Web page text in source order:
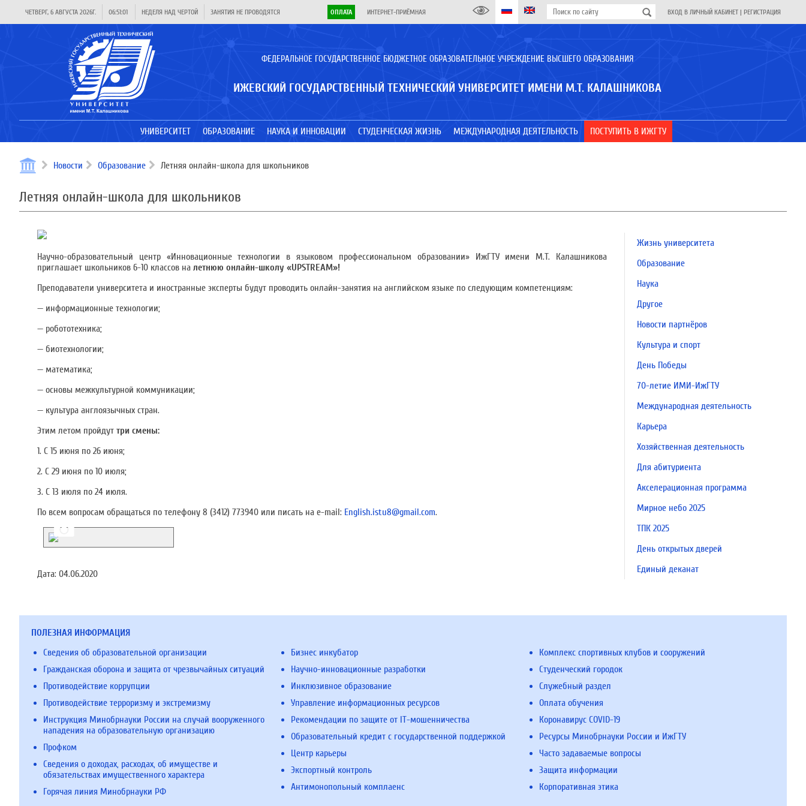
ЧЕТВЕРГ, 6 АВГУСТА 2026Г. 06:51:01 НЕДЕЛЯ НАД ЧЕРТОЙ ЗАНЯТИЯ НЕ ПРОВОДЯТСЯ ОПЛАТА ИНТЕРНЕТ-ПРИЁМНАЯ ВХОД В ЛИЧНЫЙ КАБИНЕТ | РЕГИСТРАЦИЯ
ФЕДЕРАЛЬНОЕ ГОСУДАРСТВЕННОЕ БЮДЖЕТНОЕ ОБРАЗОВАТЕЛЬНОЕ УЧРЕЖДЕНИЕ ВЫСШЕГО ОБРАЗОВАНИЯ
ИЖЕВСКИЙ ГОСУДАРСТВЕННЫЙ ТЕХНИЧЕСКИЙ УНИВЕРСИТЕТ ИМЕНИ М.Т. КАЛАШНИКОВА
УНИВЕРСИТЕТ ОБРАЗОВАНИЕ НАУКА И ИННОВАЦИИ СТУДЕНЧЕСКАЯ ЖИЗНЬ МЕЖДУНАРОДНАЯ ДЕЯТЕЛЬНОСТЬ ПОСТУПИТЬ В ИЖГТУ
Новости Образование Летняя онлайн-школа для школьников
Летняя онлайн-школа для школьников
Научно-образовательный центр «Инновационные технологии в языковом профессиональном образовании» ИжГТУ имени М.Т. Калашникова
приглашает школьников 6-10 классов на летнюю онлайн-школу «UPSTREAM»!
Преподаватели университета и иностранные эксперты будут проводить онлайн-занятия на английском языке по следующим компетенциям:
— информационные технологии;
— робототехника;
— биотехнологии;
— математика;
— основы межкультурной коммуникации;
— культура англоязычных стран.
Этим летом пройдут три смены:
1. С 15 июня по 26 июня;
2. С 29 июня по 10 июля;
3. С 13 июля по 24 июля.
По всем вопросам обращаться по телефону 8 (3412) 773940 или писать на e-mail: English.istu8@gmail.com.
Дата: 04.06.2020
Жизнь университета
Образование
Наука
Другое
Новости партнёров
Культура и спорт
День Победы
70-летие ИМИ-ИжГТУ
Международная деятельность
Карьера
Хозяйственная деятельность
Для абитуриента
Акселерационная программа
Мирное небо 2025
ТПК 2025
День открытых дверей
Единый деканат
ПОЛЕЗНАЯ ИНФОРМАЦИЯ
Сведения об образовательной организации
Гражданская оборона и защита от чрезвычайных ситуаций
Противодействие коррупции
Противодействие терроризму и экстремизму
Инструкция Минобрнауки России на случай вооруженного
нападения на образовательную организацию
Профком
Сведения о доходах, расходах, об имуществе и
обязательствах имущественного характера
Горячая линия Минобрнауки РФ
Бизнес инкубатор
Научно-инновационные разработки
Инклюзивное образование
Управление информационных ресурсов
Рекомендации по защите от IT-мошенничества
Образовательный кредит с государственной поддержкой
Центр карьеры
Экспортный контроль
Антимонопольный комплаенс
Комплекс спортивных клубов и сооружений
Студенческий городок
Служебный раздел
Оплата обучения
Коронавирус COVID-19
Ресурсы Минобрнауки России и ИжГТУ
Часто задаваемые вопросы
Защита информации
Корпоративная этика